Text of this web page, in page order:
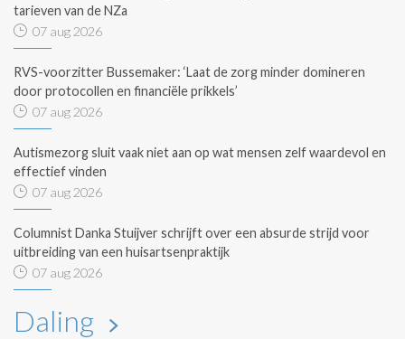
tarieven van de NZa
07 aug 2026
RVS-voorzitter Bussemaker: ‘Laat de zorg minder domineren
door protocollen en financiële prikkels’
07 aug 2026
Autismezorg sluit vaak niet aan op wat mensen zelf waardevol en
effectief vinden
07 aug 2026
Columnist Danka Stuijver schrijft over een absurde strijd voor
uitbreiding van een huisartsenpraktijk
07 aug 2026
Daling